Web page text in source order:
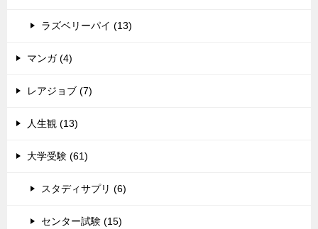
ラズベリーパイ (13)
マンガ (4)
レアジョブ (7)
人生観 (13)
大学受験 (61)
スタディサプリ (6)
センター試験 (15)